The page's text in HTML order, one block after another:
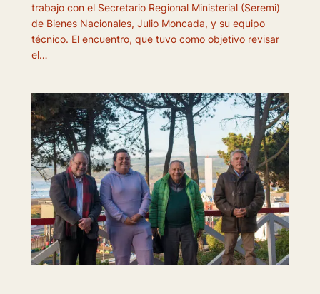
trabajo con el Secretario Regional Ministerial (Seremi)
de Bienes Nacionales, Julio Moncada, y su equipo
técnico. El encuentro, que tuvo como objetivo revisar
el…